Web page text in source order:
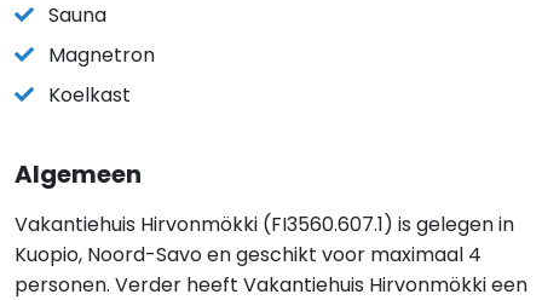
Sauna
Magnetron
Koelkast
Algemeen
Vakantiehuis Hirvonmökki (FI3560.607.1) is gelegen in
Kuopio, Noord-Savo en geschikt voor maximaal 4
personen. Verder heeft Vakantiehuis Hirvonmökki een